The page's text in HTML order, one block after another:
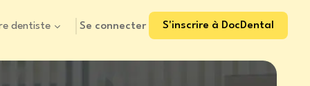
dentiste Se connecter S'inscrire à DocDental